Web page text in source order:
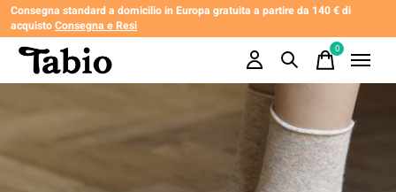
Consegna standard a domicilio in Europa gratuita a partire da 140 € di
acquistoConsegna e Resi
0items